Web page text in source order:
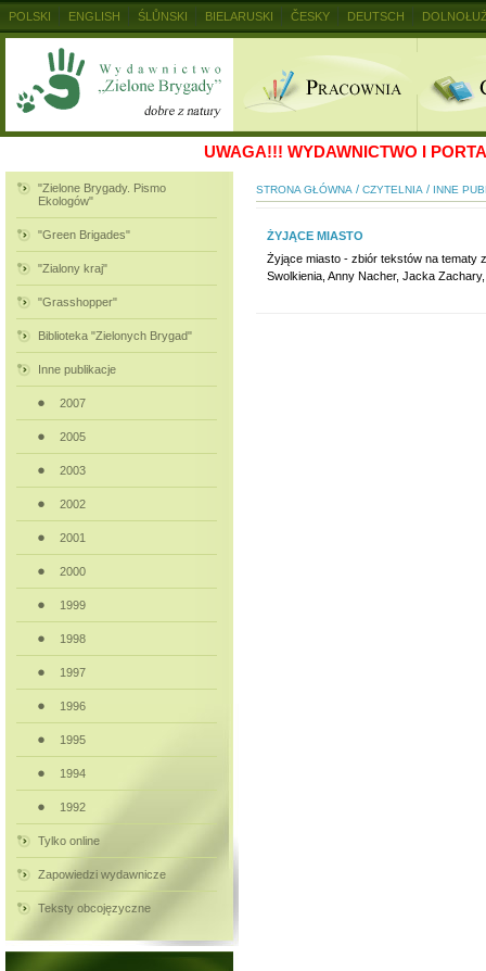
UWAGA!!! WYDAWNICTWO I
"Zielone Brygady. Pismo
Ekologów"
"Green Brigades"
"Zialony kraj"
"Grasshopper"
Biblioteka "Zielonych Brygad"
Inne publikacje
2007
2005
2003
2002
2001
2000
1999
1998
1997
1996
1995
1994
1992
Tylko online
Zapowiedzi wydawnicze
Teksty obcojęzyczne
STRONA GŁÓWNA / CZYTELNIA / INNE
ŻYJĄCE MIASTO
Żyjące miasto - zbiór tekstów na tematy
Swolkienia, Anny Nacher, Jacka
POLSKI ENGLISH ŚLŮNSKI BIELARUSKI ČESKY DEUTSCH